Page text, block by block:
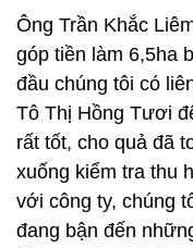
Ông Trần Khắc
góp tiền làm 6,5ha
đầu chúng tôi có
Tô Thị Hồng Tươi
rất tốt, cho quả đã
xuống kiểm tra thu
với công ty, chúng
đang bận đến